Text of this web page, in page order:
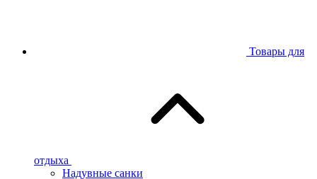
Товары для
отдыха
Надувные санки